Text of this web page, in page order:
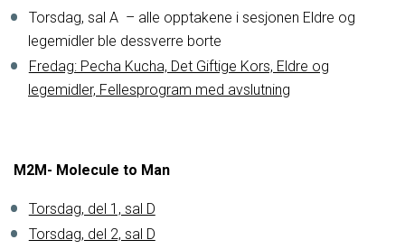
Torsdag, sal A – alle opptakene i sesjonen Eldre og
legemidler ble dessverre borte
Fredag: Pecha Kucha, Det Giftige Kors, Eldre og
legemidler, Fellesprogram med avslutning
M2M- Molecule to Man
Torsdag, del 1, sal D
Torsdag, del 2, sal D